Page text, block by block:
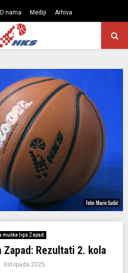
O nama Mediji Arhiva
muška liga Zapad
Zapad: Rezultati 2. kola
listopada 2025.